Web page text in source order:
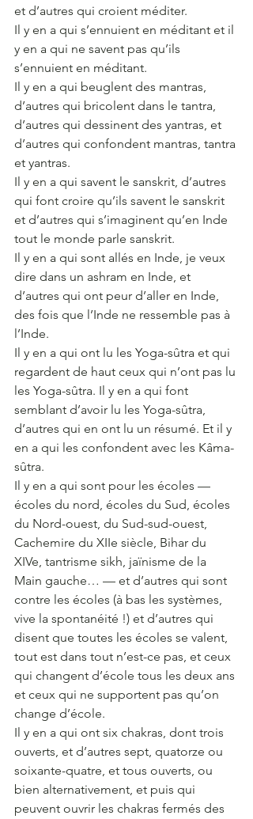
et d’autres qui croient méditer.
Il y en a qui s’ennuient en méditant et il
y en a qui ne savent pas qu’ils
s’ennuient en méditant.
Il y en a qui beuglent des mantras,
d’autres qui bricolent dans le tantra,
d’autres qui dessinent des yantras, et
d’autres qui confondent mantras, tantra
et yantras.
Il y en a qui savent le sanskrit, d’autres
qui font croire qu’ils savent le sanskrit
et d’autres qui s’imaginent qu’en Inde
tout le monde parle sanskrit.
Il y en a qui sont allés en Inde, je veux
dire dans un ashram en Inde, et
d’autres qui ont peur d’aller en Inde,
des fois que l’Inde ne ressemble pas à
l’Inde.
Il y en a qui ont lu les Yoga-sûtra et qui
regardent de haut ceux qui n’ont pas lu
les Yoga-sûtra. Il y en a qui font
semblant d’avoir lu les Yoga-sûtra,
d’autres qui en ont lu un résumé. Et il y
en a qui les confondent avec les Kâma-
sûtra.
Il y en a qui sont pour les écoles —
écoles du nord, écoles du Sud, écoles
du Nord-ouest, du Sud-sud-ouest,
Cachemire du XIIe siècle, Bihar du
XIVe, tantrisme sikh, jaïnisme de la
Main gauche… — et d’autres qui sont
contre les écoles (à bas les systèmes,
vive la spontanéité !) et d’autres qui
disent que toutes les écoles se valent,
tout est dans tout n’est-ce pas, et ceux
qui changent d’école tous les deux ans
et ceux qui ne supportent pas qu’on
change d’école.
Il y en a qui ont six chakras, dont trois
ouverts, et d’autres sept, quatorze ou
soixante-quatre, et tous ouverts, ou
bien alternativement, et puis qui
peuvent ouvrir les chakras fermés des